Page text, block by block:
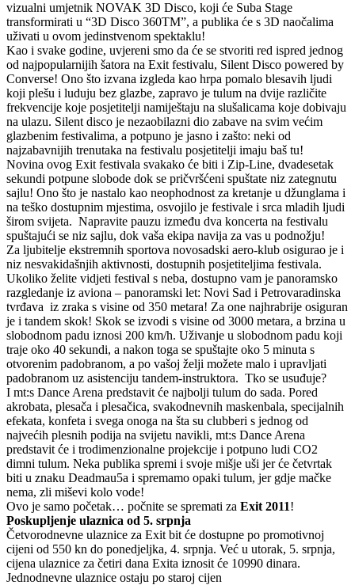
vizualni umjetnik NOVAK 3D Disco, koji će Suba Stage
transformirati u “3D Disco 360TM”, a publika će s 3D naočalima
uživati u ovom jedinstvenom spektaklu!
Kao i svake godine, uvjereni smo da će se stvoriti red ispred jednog
od najpopularnijih šatora na Exit festivalu, Silent Disco powered by
Converse! Ono što izvana izgleda kao hrpa pomalo blesavih ljudi
koji plešu i luduju bez glazbe, zapravo je tulum na dvije različite
frekvencije koje posjetitelji namiještaju na slušalicama koje dobivaju
na ulazu. Silent disco je nezaobilazni dio zabave na svim većim
glazbenim festivalima, a potpuno je jasno i zašto: neki od
najzabavnijih trenutaka na festivalu posjetitelji imaju baš tu!
Novina ovog Exit festivala svakako će biti i Zip-Line, dvadesetak
sekundi potpune slobode dok se pričvršćeni spuštate niz zategnutu
sajlu! Ono što je nastalo kao neophodnost za kretanje u džunglama i
na teško dostupnim mjestima, osvojilo je festivale i srca mladih ljudi
širom svijeta. Napravite pauzu između dva koncerta na festivalu
spuštajući se niz sajlu, dok vaša ekipa navija za vas u podnožju!
Za ljubitelje ekstremnih sportova novosadski aero-klub osigurao je i
niz nesvakidašnjih aktivnosti, dostupnih posjetiteljima festivala.
Ukoliko želite vidjeti festival s neba, dostupno vam je panoramsko
razgledanje iz aviona – panoramski let: Novi Sad i Petrovaradinska
tvrđava iz zraka s visine od 350 metara! Za one najhrabrije osiguran
je i tandem skok! Skok se izvodi s visine od 3000 metara, a brzina u
slobodnom padu iznosi 200 km/h. Uživanje u slobodnom padu koji
traje oko 40 sekundi, a nakon toga se spuštajte oko 5 minuta s
otvorenim padobranom, a po vašoj želji možete malo i upravljati
padobranom uz asistenciju tandem-instruktora. Tko se usuđuje?
I mt:s Dance Arena predstavit će najbolji tulum do sada. Pored
akrobata, plesača i plesačica, svakodnevnih maskenbala, specijalnih
efekata, konfeta i svega onoga na šta su clubberi s jednog od
najvećih plesnih podija na svijetu navikli, mt:s Dance Arena
predstavit će i trodimenzionalne projekcije i potpuno ludi CO2
dimni tulum. Neka publika spremi i svoje mišje uši jer će četvrtak
biti u znaku Deadmau5a i spremamo opaki tulum, jer gdje mačke
nema, zli miševi kolo vode!
Ovo je samo početak… počnite se spremati za Exit 2011!
Poskupljenje ulaznica od 5. srpnja
Četvorodnevne ulaznice za Exit bit će dostupne po promotivnoj
cijeni od 550 kn do ponedjeljka, 4. srpnja. Već u utorak, 5. srpnja,
cijena ulaznice za četiri dana Exita iznosit će 10990 dinara.
Jednodnevne ulaznice ostaju po staroj cijen